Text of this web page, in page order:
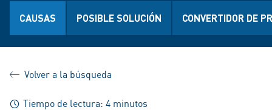
CAUSAS POSIBLE SOLUCIÓN CONVERTIDOR DE
Volver a la búsqueda
Tiempo de lectura: 4 minutos